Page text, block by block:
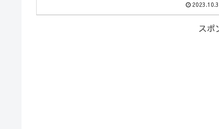
スポ